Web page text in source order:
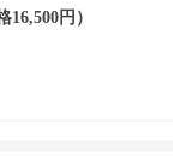
円）